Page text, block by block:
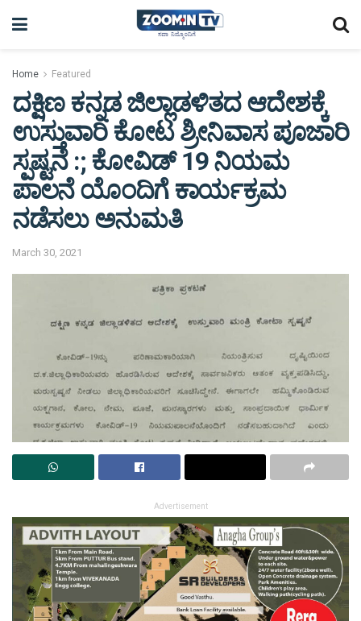
Home Featured
ದಕ್ಷಿಣ ಕನ್ನಡ ಜಿಲ್ಲಾಡಳಿತದ ಆದೇಶಕ್ಕೆ
ಉಸ್ತುವಾರಿ ಕೋಟ ಶ್ರೀನಿವಾಸ ಪೂಜಾರಿ
ಸ್ಪಷ್ಟನೆ :; ಕೋವಿಡ್ 19 ನಿಯಮ
ಪಾಲನೆ ಯೊಂದಿಗೆ ಕಾರ್ಯಕ್ರಮ
ನಡೆಸಲು ಅನುಮತಿ
March 30, 2021
Advertisement